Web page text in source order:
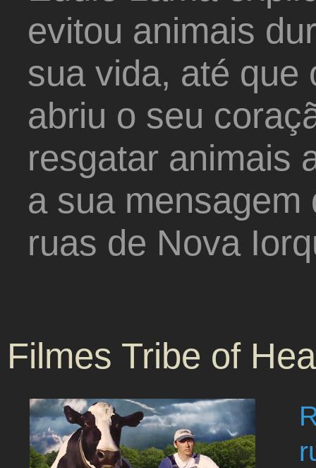
evitou animais
sua vida, até que
abriu o seu
resgatar animais
a sua
ruas de Nova
Filmes Tribe of